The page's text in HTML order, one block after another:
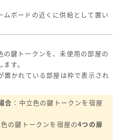
ムボードの近くに供給として置い
の鍵トークンを、未使用の部屋の
す。
かれている部屋は枠で表示され
合 ：中立色の鍵トークンを宿屋
色の鍵トークンを宿屋の4つの扉